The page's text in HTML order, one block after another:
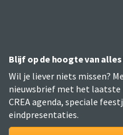
Blijf op de hoogte van alles
Wil je liever niets missen?
nieuwsbrief met het laatste
CREA agenda, speciale
eindpresentaties.